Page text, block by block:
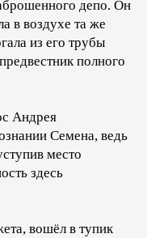
депо. Он
в воздухе та же
из его трубы
полного
Андрея
Семена, ведь
место
здесь
вошёл в тупик